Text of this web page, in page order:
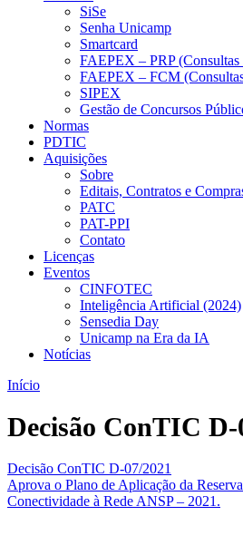
SiSe
Senha Unicamp
Smartcard
FAEPEX – PRP (Consultas
FAEPEX – FCM
SIPEX
Gestão de Concursos
Normas
PDTIC
Aquisições
Sobre
Editais, Contratos e
PATC
PAT-PPI
Contato
Licenças
Eventos
CINFOTEC
Inteligência Artificial (2024)
Sensedia Day
Unicamp na Era da IA
Notícias
Início
Decisão ConTIC D-
Decisão ConTIC D-07/2021
Aprova o Plano de Aplicação da
Conectividade à Rede ANSP – 2021.